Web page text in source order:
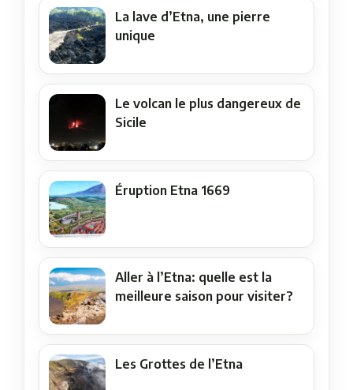
La lave d’Etna, une pierre
unique
Le volcan le plus dangereux de
Sicile
Éruption Etna 1669
Aller à l’Etna: quelle est la
meilleure saison pour visiter?
Les Grottes de l’Etna